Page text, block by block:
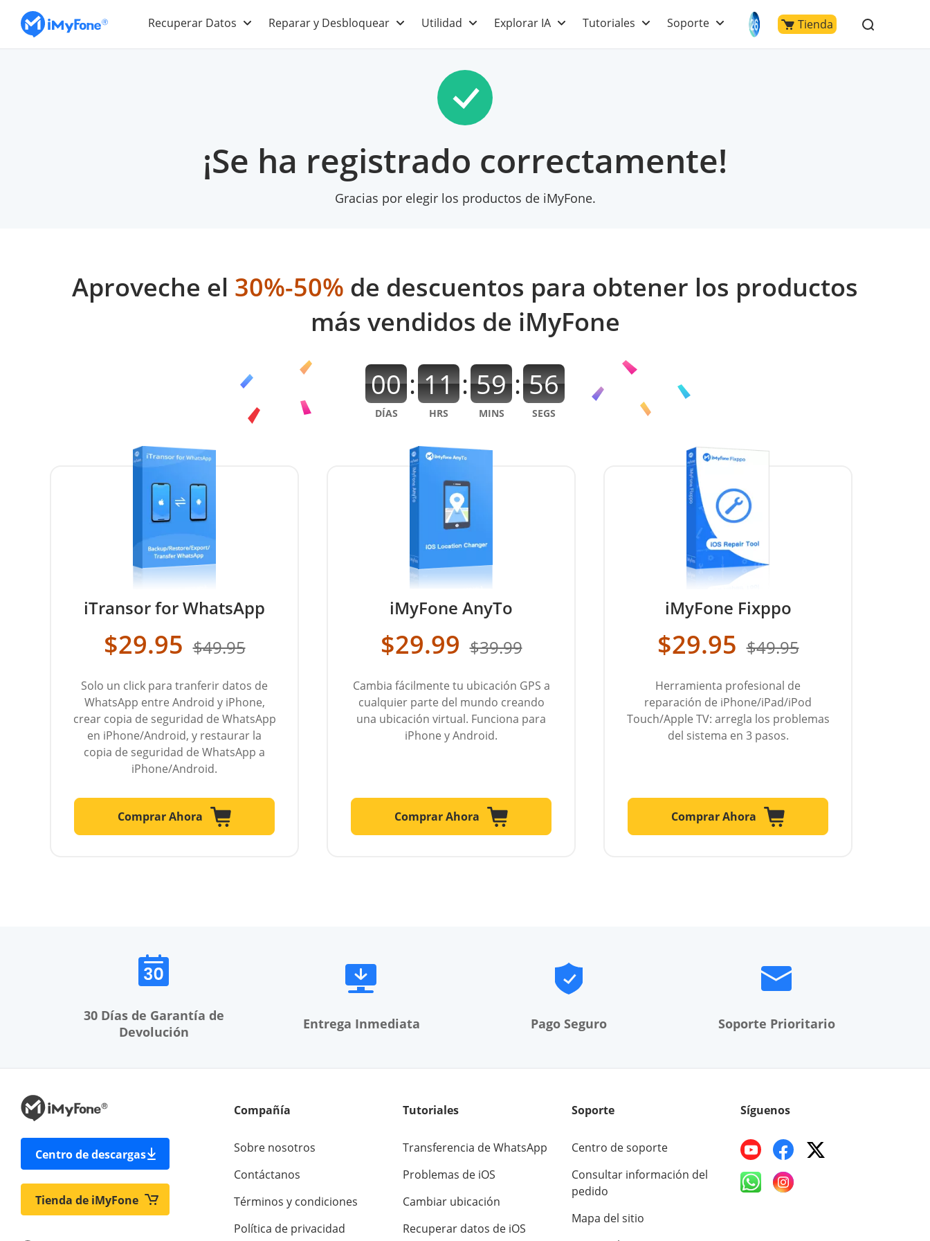
Recuperar Datos Reparar y Desbloquear Utilidad Explorar IA Tutoriales Soporte Tienda
¡Se ha registrado correctamente!
Gracias por elegir los productos de iMyFone.
Aproveche el 30%-50% de descuentos para obtener los productos
más vendidos de iMyFone
00
DÍAS
: 11
HRS
: 59
MINS
: 56
SEGS
iTransor for WhatsApp
$29.95 $49.95
Solo un click para tranferir datos de
WhatsApp entre Android y iPhone,
crear copia de seguridad de WhatsApp
en iPhone/Android, y restaurar la
copia de seguridad de WhatsApp a
iPhone/Android.
Comprar Ahora
iMyFone AnyTo
$29.99 $39.99
Cambia fácilmente tu ubicación GPS a
cualquier parte del mundo creando
una ubicación virtual. Funciona para
iPhone y Android.
Comprar Ahora
iMyFone Fixppo
$29.95 $49.95
Herramienta profesional de
reparación de iPhone/iPad/iPod
Touch/Apple TV: arregla los problemas
del sistema en 3 pasos.
Comprar Ahora
30 Días de Garantía de
Devolución
Entrega Inmediata Pago Seguro Soporte Prioritario
Centro de descargas
Tienda de iMyFone
Compañía
Sobre nosotros
Contáctanos
Términos y condiciones
Política de privacidad
Tutoriales
Transferencia de WhatsApp
Problemas de iOS
Cambiar ubicación
Recuperar datos de iOS
Soporte
Centro de soporte
Consultar información del
pedido
Mapa del sitio
Síguenos